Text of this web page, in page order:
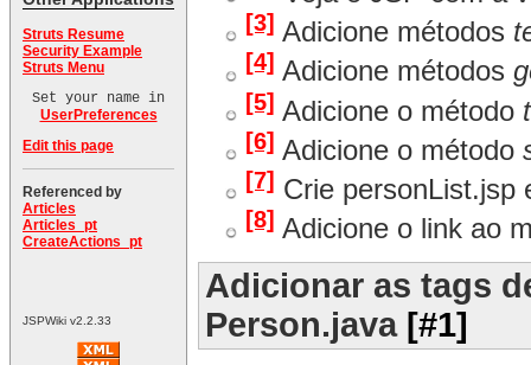
Struts Resume
Security Example
Struts Menu
Set your name in
UserPreferences
Edit this page
Referenced by
Articles
Articles_pt
CreateActions_pt
JSPWiki v2.2.33
[3] Adicione métodos
[4] Adicione métodos
[5] Adicione o método
[6] Adicione o método
[7] Crie personList.jsp
[8] Adicione o link ao
Adicionar as tags
Person.java [#1]